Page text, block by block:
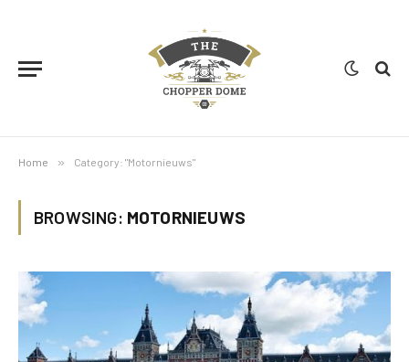
Home » Category: "Motornieuws"
BROWSING: MOTORNIEUWS